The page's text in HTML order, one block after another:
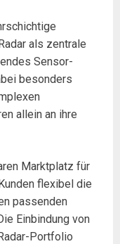
als zentrale
Sensor-
besonders
allein an ihre
Marktplatz für
flexibel die
passenden
Einbindung von
Portfolio